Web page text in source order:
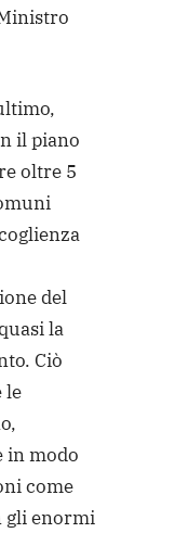
il piano
oltre 5
del
la
Ciò
le
in modo
come
gli enormi